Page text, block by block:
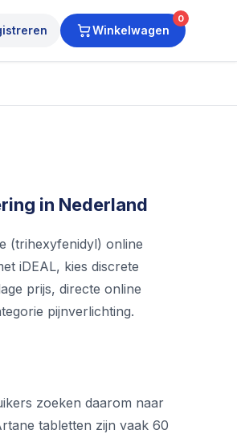
Winkelwagen
0
in Nederland
(trihexyfenidyl) online
iDEAL, kies discrete
prijs, directe online
pijnverlichting.
zoeken daarom naar
tabletten zijn vaak 60